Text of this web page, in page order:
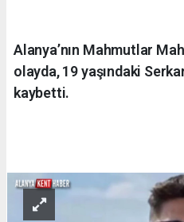
Alanya’nın Mahmutlar
olayda, 19 yaşındaki
kaybetti.